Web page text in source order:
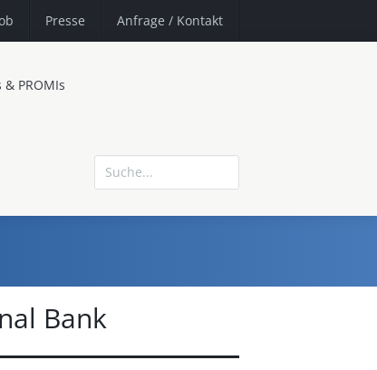
Presse Anfrage / Kontakt
& PROMIs
Bank